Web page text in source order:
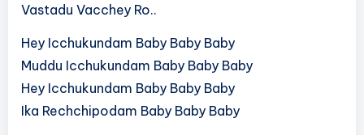
Vastadu Vacchey Ro..
Hey Icchukundam Baby Baby Baby
Muddu Icchukundam Baby Baby Baby
Hey Icchukundam Baby Baby Baby
Ika Rechchipodam Baby Baby Baby